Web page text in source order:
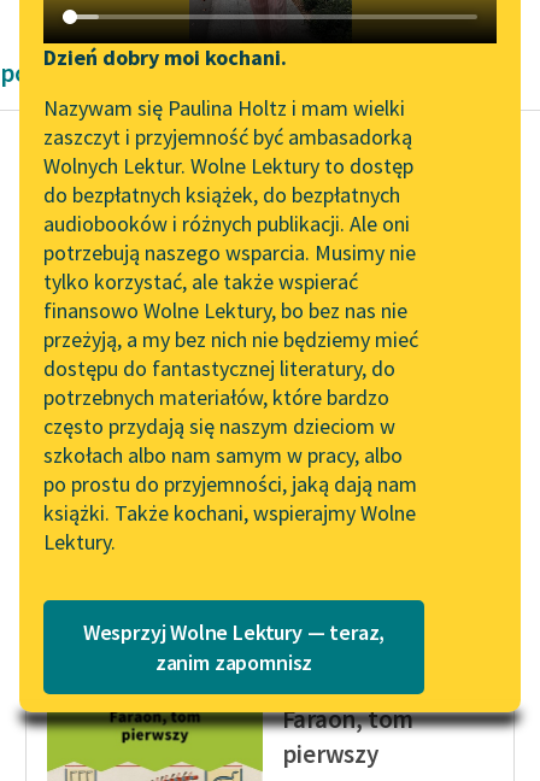
Katalog DAISY
Podkasty o książkach
Zgłoś brak utworu
Aktualności
„Prokurator Alicja Horn”
do słuchania
Byliśmy częścią AI Impact
Lab
Zapraszamy na spotkanie
online z tłumaczkami
literatury skandynawskiej
Spotkanie z Katarzyną
Tunkiel w Oslo
102. lata temu zmarł
Joseph Conrad
Lektury szkolne i klasyka
literatury do słuchania dla
uczennic i uczniów z
niepełnosprawnościami
Narzędzia
Mapa Wolnych Lektur
Leśmianator
Przewodnik dla piszących i
czytających
API
OAI-PMH
Widget Wolnych Lektur
Przypisy
Katalog w formacie PDF
Dzień dobry moi kochani.
Nazywam się Paulina Holtz i mam wielki
zaszczyt i przyjemność być ambasadorką
Wolnych Lektur. Wolne Lektury to dostęp
do bezpłatnych książek, do bezpłatnych
audiobooków i różnych publikacji. Ale oni
potrzebują naszego wsparcia. Musimy nie
tylko korzystać, ale także wspierać
finansowo Wolne Lektury, bo bez nas nie
przeżyją, a my bez nich nie będziemy mieć
dostępu do fantastycznej literatury, do
potrzebnych materiałów, które bardzo
często przydają się naszym dzieciom w
szkołach albo nam samym w pracy, albo
po prostu do przyjemności, jaką dają nam
książki. Także kochani, wspierajmy Wolne
Lektury.
Wesprzyj Wolne Lektury — teraz,
zanim zapomnisz
powieści historyczne Bolesław Prus
Bolesław Prus
Faraon, tom
pierwszy
— Ach — zawołał — to
nawet nie jest rana,
tylko siniak?…
Przypatrywał się Sarze
z uwagą.
— Nigdy...
Faraon, tom
pierwszy